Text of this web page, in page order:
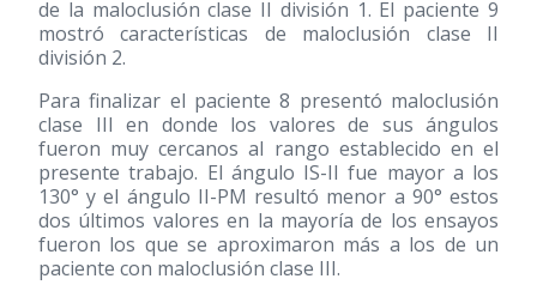
de la maloclusión clase II división 1. El paciente 9
mostró características de maloclusión clase II
división 2.
Para finalizar el paciente 8 presentó maloclusión
clase III en donde los valores de sus ángulos
fueron muy cercanos al rango establecido en el
presente trabajo. El ángulo IS-II fue mayor a los
130° y el ángulo II-PM resultó menor a 90° estos
dos últimos valores en la mayoría de los ensayos
fueron los que se aproximaron más a los de un
paciente con maloclusión clase III.